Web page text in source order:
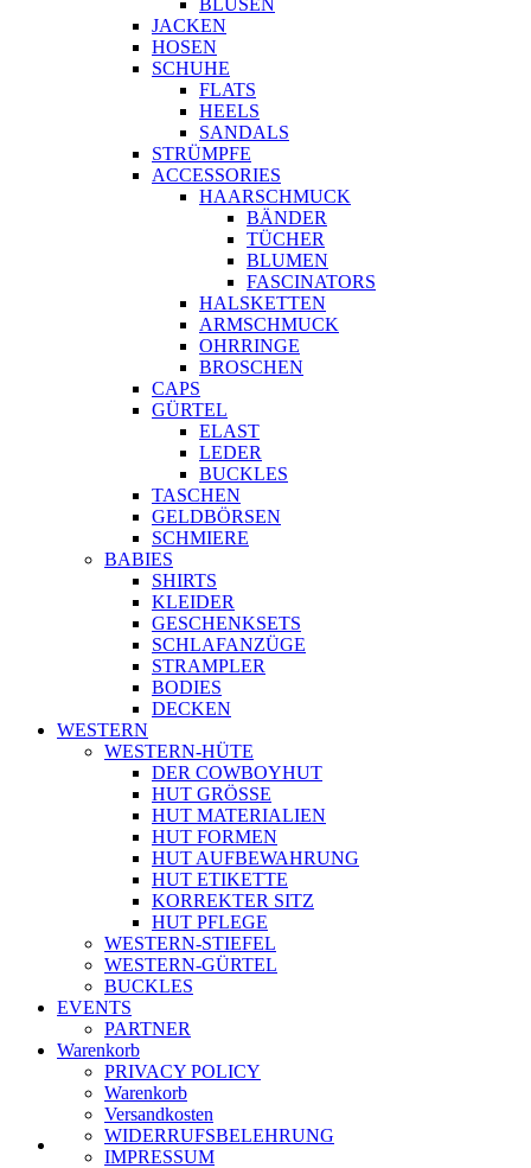
BLUSEN
JACKEN
HOSEN
SCHUHE
FLATS
HEELS
SANDALS
STRÜMPFE
ACCESSORIES
HAARSCHMUCK
BÄNDER
TÜCHER
BLUMEN
FASCINATORS
HALSKETTEN
ARMSCHMUCK
OHRRINGE
BROSCHEN
CAPS
GÜRTEL
ELAST
LEDER
BUCKLES
TASCHEN
GELDBÖRSEN
SCHMIERE
BABIES
SHIRTS
KLEIDER
GESCHENKSETS
SCHLAFANZÜGE
STRAMPLER
BODIES
DECKEN
WESTERN
WESTERN-HÜTE
DER COWBOYHUT
HUT GRÖSSE
HUT MATERIALIEN
HUT FORMEN
HUT AUFBEWAHRUNG
HUT ETIKETTE
KORREKTER SITZ
HUT PFLEGE
WESTERN-STIEFEL
WESTERN-GÜRTEL
BUCKLES
EVENTS
PARTNER
Warenkorb
PRIVACY POLICY
Warenkorb
Versandkosten
WIDERRUFSBELEHRUNG
IMPRESSUM